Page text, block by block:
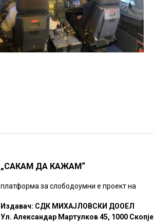
„САКАМ ДА КАЖАМ“
платформа за слободоумни е проект на
Издавач: СДК МИХАЈЛОВСКИ ДООЕЛ
Ул. Александар Мартулков 45, 1000 Скопје